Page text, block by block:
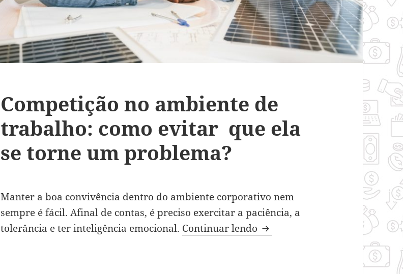
Competição no ambiente de
trabalho: como evitar que ela
se torne um problema?
Manter a boa convivência dentro do ambiente corporativo nem
sempre é fácil. Afinal de contas, é preciso exercitar a paciência, a
tolerância e ter inteligência emocional. Continuar lendo Competição no ambiente de